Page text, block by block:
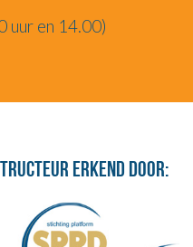
uur en 14.00)
erkend door: